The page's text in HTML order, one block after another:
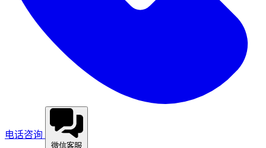
电话咨询
微信客服